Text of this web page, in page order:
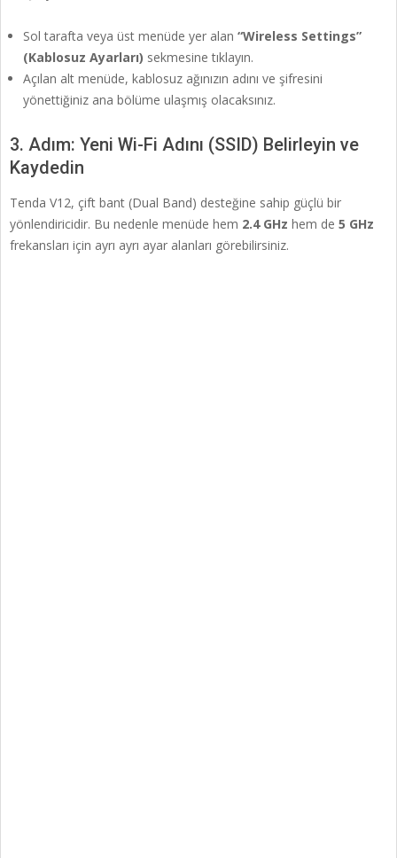
Sol tarafta veya üst menüde yer alan “Wireless Settings”
(Kablosuz Ayarları) sekmesine tıklayın.
Açılan alt menüde, kablosuz ağınızın adını ve şifresini
yönettiğiniz ana bölüme ulaşmış olacaksınız.
3. Adım: Yeni Wi-Fi Adını (SSID) Belirleyin ve
Kaydedin
Tenda V12, çift bant (Dual Band) desteğine sahip güçlü bir
yönlendiricidir. Bu nedenle menüde hem 2.4 GHz hem de 5 GHz
frekansları için ayrı ayrı ayar alanları görebilirsiniz.